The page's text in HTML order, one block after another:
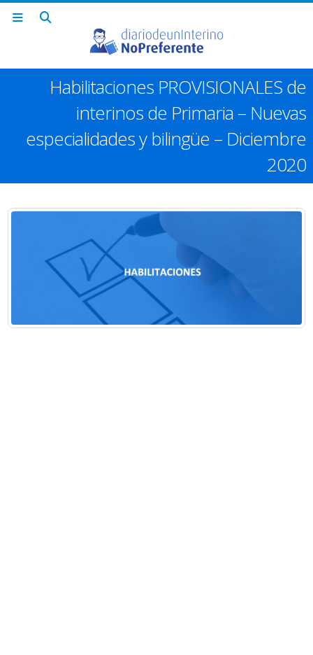
Habilitaciones PROVISIONALES de
interinos de Primaria – Nuevas
especialidades y bilingüe – Diciembre
2020